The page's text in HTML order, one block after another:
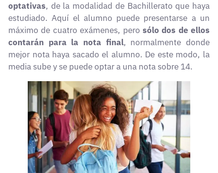
optativas, de la modalidad de Bachillerato que haya
estudiado. Aquí el alumno puede presentarse a un
máximo de cuatro exámenes, pero sólo dos de ellos
contarán para la nota final, normalmente donde
mejor nota haya sacado el alumno. De este modo, la
media sube y se puede optar a una nota sobre 14.